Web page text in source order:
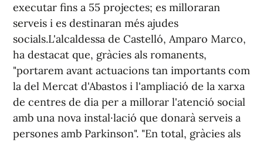
executar fins a 55 projectes; es milloraran
serveis i es destinaran més ajudes
socials.L'alcaldessa de Castelló, Amparo Marco,
ha destacat que, gràcies als romanents,
"portarem avant actuacions tan importants com
la del Mercat d'Abastos i l'ampliació de la xarxa
de centres de dia per a millorar l'atenció social
amb una nova instal·lació que donarà serveis a
persones amb Parkinson". "En total, gràcies als